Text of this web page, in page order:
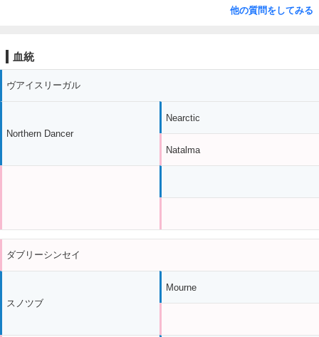
他の質問をしてみる
血統
ヴアイスリーガル
Northern Dancer
Nearctic
Natalma
ダブリーシンセイ
スノツブ
Mourne